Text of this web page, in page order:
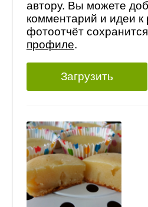
автору. Вы можете
комментарий и идеи к
фотоотчёт
профиле.
Загрузить